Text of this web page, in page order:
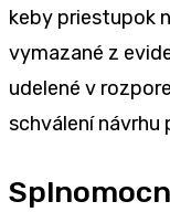
keby priestupok
vymazané z
udelené v
schválení návrhu